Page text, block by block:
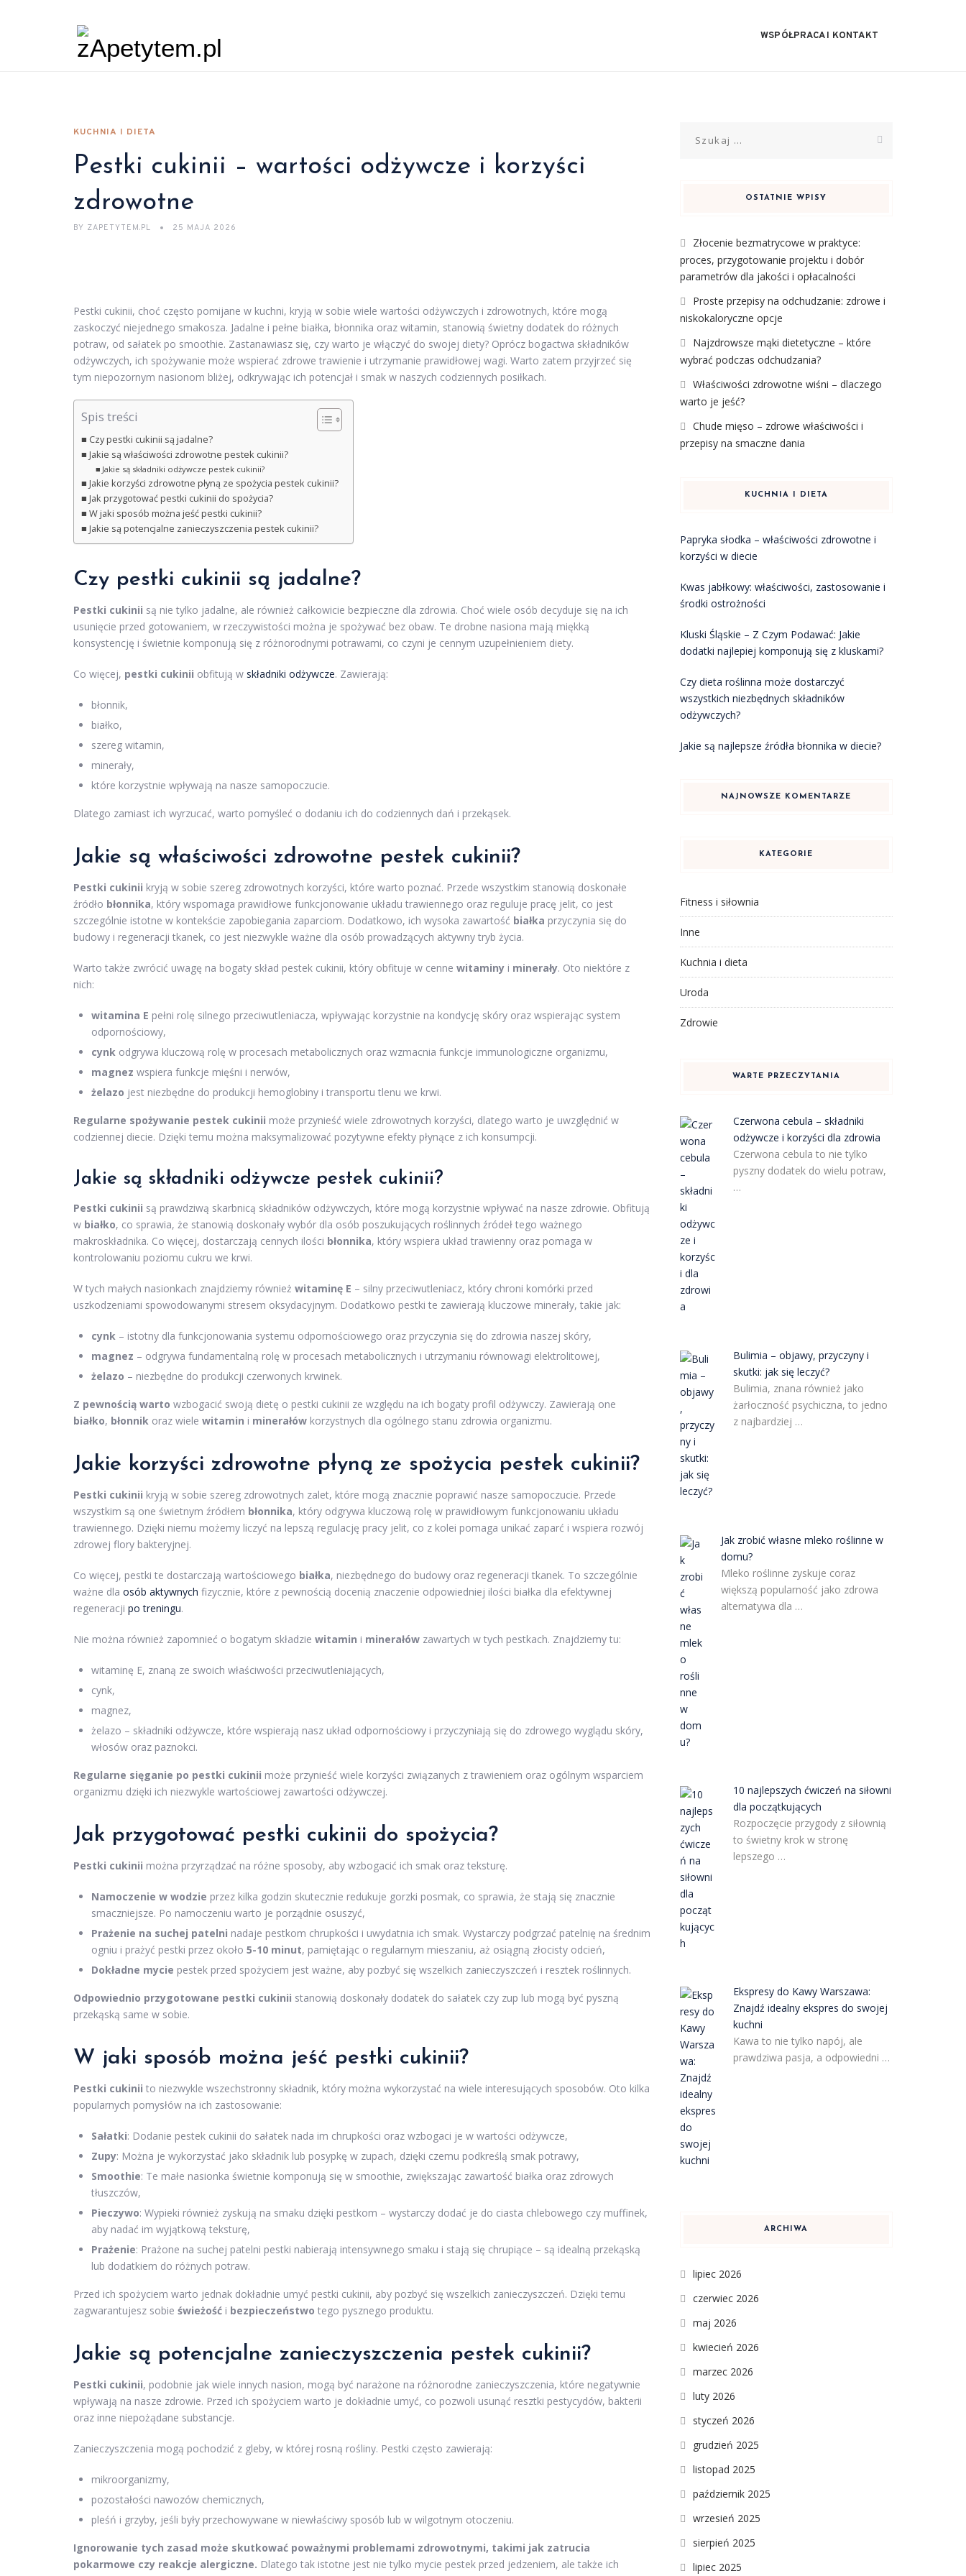
WSPÓŁPRACA I KONTAKT
KUCHNIA I DIETA
Pestki cukinii – wartości odżywcze i korzyści
zdrowotne
BY ZAPETYTEM.PL 25 MAJA 2026
Pestki cukinii, choć często pomijane w kuchni, kryją w sobie wiele wartości odżywczych i zdrowotnych, które mogą
zaskoczyć niejednego smakosza. Jadalne i pełne białka, błonnika oraz witamin, stanowią świetny dodatek do różnych
potraw, od sałatek po smoothie. Zastanawiasz się, czy warto je włączyć do swojej diety? Oprócz bogactwa składników
odżywczych, ich spożywanie może wspierać zdrowe trawienie i utrzymanie prawidłowej wagi. Warto zatem przyjrzeć się
tym niepozornym nasionom bliżej, odkrywając ich potencjał i smak w naszych codziennych posiłkach.
Spis treści
Czy pestki cukinii są jadalne?
Jakie są właściwości zdrowotne pestek cukinii?
Jakie są składniki odżywcze pestek cukinii?
Jakie korzyści zdrowotne płyną ze spożycia pestek cukinii?
Jak przygotować pestki cukinii do spożycia?
W jaki sposób można jeść pestki cukinii?
Jakie są potencjalne zanieczyszczenia pestek cukinii?
Czy pestki cukinii są jadalne?
Pestki cukinii są nie tylko jadalne, ale również całkowicie bezpieczne dla zdrowia. Choć wiele osób decyduje się na ich
usunięcie przed gotowaniem, w rzeczywistości można je spożywać bez obaw. Te drobne nasiona mają miękką
konsystencję i świetnie komponują się z różnorodnymi potrawami, co czyni je cennym uzupełnieniem diety.
Co więcej, pestki cukinii obfitują w składniki odżywcze. Zawierają:
błonnik,
białko,
szereg witamin,
minerały,
które korzystnie wpływają na nasze samopoczucie.
Dlatego zamiast ich wyrzucać, warto pomyśleć o dodaniu ich do codziennych dań i przekąsek.
Jakie są właściwości zdrowotne pestek cukinii?
Pestki cukinii kryją w sobie szereg zdrowotnych korzyści, które warto poznać. Przede wszystkim stanowią doskonałe
źródło błonnika, który wspomaga prawidłowe funkcjonowanie układu trawiennego oraz reguluje pracę jelit, co jest
szczególnie istotne w kontekście zapobiegania zaparciom. Dodatkowo, ich wysoka zawartość białka przyczynia się do
budowy i regeneracji tkanek, co jest niezwykle ważne dla osób prowadzących aktywny tryb życia.
Warto także zwrócić uwagę na bogaty skład pestek cukinii, który obfituje w cenne witaminy i minerały. Oto niektóre z
nich:
witamina E pełni rolę silnego przeciwutleniacza, wpływając korzystnie na kondycję skóry oraz wspierając system
odpornościowy,
cynk odgrywa kluczową rolę w procesach metabolicznych oraz wzmacnia funkcje immunologiczne organizmu,
magnez wspiera funkcje mięśni i nerwów,
żelazo jest niezbędne do produkcji hemoglobiny i transportu tlenu we krwi.
Regularne spożywanie pestek cukinii może przynieść wiele zdrowotnych korzyści, dlatego warto je uwzględnić w
codziennej diecie. Dzięki temu można maksymalizować pozytywne efekty płynące z ich konsumpcji.
Jakie są składniki odżywcze pestek cukinii?
Pestki cukinii są prawdziwą skarbnicą składników odżywczych, które mogą korzystnie wpływać na nasze zdrowie. Obfitują
w białko, co sprawia, że stanowią doskonały wybór dla osób poszukujących roślinnych źródeł tego ważnego
makroskładnika. Co więcej, dostarczają cennych ilości błonnika, który wspiera układ trawienny oraz pomaga w
kontrolowaniu poziomu cukru we krwi.
W tych małych nasionkach znajdziemy również witaminę E – silny przeciwutleniacz, który chroni komórki przed
uszkodzeniami spowodowanymi stresem oksydacyjnym. Dodatkowo pestki te zawierają kluczowe minerały, takie jak:
cynk – istotny dla funkcjonowania systemu odpornościowego oraz przyczynia się do zdrowia naszej skóry,
magnez – odgrywa fundamentalną rolę w procesach metabolicznych i utrzymaniu równowagi elektrolitowej,
żelazo – niezbędne do produkcji czerwonych krwinek.
Z pewnością warto wzbogacić swoją dietę o pestki cukinii ze względu na ich bogaty profil odżywczy. Zawierają one
białko, błonnik oraz wiele witamin i minerałów korzystnych dla ogólnego stanu zdrowia organizmu.
Jakie korzyści zdrowotne płyną ze spożycia pestek cukinii?
Pestki cukinii kryją w sobie szereg zdrowotnych zalet, które mogą znacznie poprawić nasze samopoczucie. Przede
wszystkim są one świetnym źródłem błonnika, który odgrywa kluczową rolę w prawidłowym funkcjonowaniu układu
trawiennego. Dzięki niemu możemy liczyć na lepszą regulację pracy jelit, co z kolei pomaga unikać zaparć i wspiera rozwój
zdrowej flory bakteryjnej.
Co więcej, pestki te dostarczają wartościowego białka, niezbędnego do budowy oraz regeneracji tkanek. To szczególnie
ważne dla osób aktywnych fizycznie, które z pewnością docenią znaczenie odpowiedniej ilości białka dla efektywnej
regeneracji po treningu.
Nie można również zapomnieć o bogatym składzie witamin i minerałów zawartych w tych pestkach. Znajdziemy tu:
witaminę E, znaną ze swoich właściwości przeciwutleniających,
cynk,
magnez,
żelazo – składniki odżywcze, które wspierają nasz układ odpornościowy i przyczyniają się do zdrowego wyglądu skóry,
włosów oraz paznokci.
Regularne sięganie po pestki cukinii może przynieść wiele korzyści związanych z trawieniem oraz ogólnym wsparciem
organizmu dzięki ich niezwykle wartościowej zawartości odżywczej.
Jak przygotować pestki cukinii do spożycia?
Pestki cukinii można przyrządzać na różne sposoby, aby wzbogacić ich smak oraz teksturę.
Namoczenie w wodzie przez kilka godzin skutecznie redukuje gorzki posmak, co sprawia, że stają się znacznie
smaczniejsze. Po namoczeniu warto je porządnie osuszyć,
Prażenie na suchej patelni nadaje pestkom chrupkości i uwydatnia ich smak. Wystarczy podgrzać patelnię na średnim
ogniu i prażyć pestki przez około 5-10 minut, pamiętając o regularnym mieszaniu, aż osiągną złocisty odcień,
Dokładne mycie pestek przed spożyciem jest ważne, aby pozbyć się wszelkich zanieczyszczeń i resztek roślinnych.
Odpowiednio przygotowane pestki cukinii stanowią doskonały dodatek do sałatek czy zup lub mogą być pyszną
przekąską same w sobie.
W jaki sposób można jeść pestki cukinii?
Pestki cukinii to niezwykle wszechstronny składnik, który można wykorzystać na wiele interesujących sposobów. Oto kilka
popularnych pomysłów na ich zastosowanie:
Sałatki: Dodanie pestek cukinii do sałatek nada im chrupkości oraz wzbogaci je w wartości odżywcze,
Zupy: Można je wykorzystać jako składnik lub posypkę w zupach, dzięki czemu podkreślą smak potrawy,
Smoothie: Te małe nasionka świetnie komponują się w smoothie, zwiększając zawartość białka oraz zdrowych
tłuszczów,
Pieczywo: Wypieki również zyskują na smaku dzięki pestkom – wystarczy dodać je do ciasta chlebowego czy muffinek,
aby nadać im wyjątkową teksturę,
Prażenie: Prażone na suchej patelni pestki nabierają intensywnego smaku i stają się chrupiące – są idealną przekąską
lub dodatkiem do różnych potraw.
Przed ich spożyciem warto jednak dokładnie umyć pestki cukinii, aby pozbyć się wszelkich zanieczyszczeń. Dzięki temu
zagwarantujesz sobie świeżość i bezpieczeństwo tego pysznego produktu.
Jakie są potencjalne zanieczyszczenia pestek cukinii?
Pestki cukinii, podobnie jak wiele innych nasion, mogą być narażone na różnorodne zanieczyszczenia, które negatywnie
wpływają na nasze zdrowie. Przed ich spożyciem warto je dokładnie umyć, co pozwoli usunąć resztki pestycydów, bakterii
oraz inne niepożądane substancje.
Zanieczyszczenia mogą pochodzić z gleby, w której rosną rośliny. Pestki często zawierają:
mikroorganizmy,
pozostałości nawozów chemicznych,
pleśń i grzyby, jeśli były przechowywane w niewłaściwy sposób lub w wilgotnym otoczeniu.
Ignorowanie tych zasad może skutkować poważnymi problemami zdrowotnymi, takimi jak zatrucia
pokarmowe czy reakcje alergiczne. Dlatego tak istotne jest nie tylko mycie pestek przed jedzeniem, ale także ich
OSTATNIE WPISY
Złocenie bezmatrycowe w praktyce:
proces, przygotowanie projektu i dobór
parametrów dla jakości i opłacalności
Proste przepisy na odchudzanie: zdrowe i
niskokaloryczne opcje
Najzdrowsze mąki dietetyczne – które
wybrać podczas odchudzania?
Właściwości zdrowotne wiśni – dlaczego
warto je jeść?
Chude mięso – zdrowe właściwości i
przepisy na smaczne dania
KUCHNIA I DIETA
Papryka słodka – właściwości zdrowotne i
korzyści w diecie
Kwas jabłkowy: właściwości, zastosowanie i
środki ostrożności
Kluski Śląskie – Z Czym Podawać: Jakie
dodatki najlepiej komponują się z kluskami?
Czy dieta roślinna może dostarczyć
wszystkich niezbędnych składników
odżywczych?
Jakie są najlepsze źródła błonnika w diecie?
NAJNOWSZE KOMENTARZE
KATEGORIE
Fitness i siłownia
Inne
Kuchnia i dieta
Uroda
Zdrowie
WARTE PRZECZYTANIA
Czerwona cebula – składniki
odżywcze i korzyści dla zdrowia
Czerwona cebula to nie tylko
pyszny dodatek do wielu potraw,
…
Bulimia – objawy, przyczyny i
skutki: jak się leczyć?
Bulimia, znana również jako
żarłoczność psychiczna, to jedno
z najbardziej …
Jak zrobić własne mleko roślinne w
domu?
Mleko roślinne zyskuje coraz
większą popularność jako zdrowa
alternatywa dla …
10 najlepszych ćwiczeń na siłowni
dla początkujących
Rozpoczęcie przygody z siłownią
to świetny krok w stronę
lepszego …
Ekspresy do Kawy Warszawa:
Znajdź idealny ekspres do swojej
kuchni
Kawa to nie tylko napój, ale
prawdziwa pasja, a odpowiedni …
ARCHIWA
lipiec 2026
czerwiec 2026
maj 2026
kwiecień 2026
marzec 2026
luty 2026
styczeń 2026
grudzień 2025
listopad 2025
październik 2025
wrzesień 2025
sierpień 2025
lipiec 2025